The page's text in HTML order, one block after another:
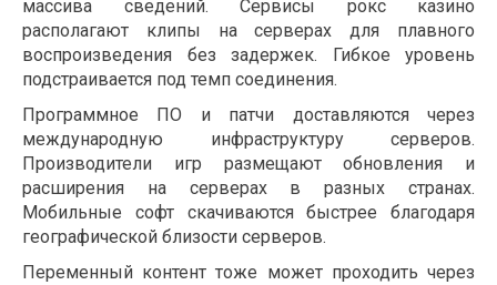
массива сведений. Сервисы рокс казино
располагают клипы на серверах для плавного
воспроизведения без задержек. Гибкое уровень
подстраивается под темп соединения.
Программное ПО и патчи доставляются через
международную инфраструктуру серверов.
Производители игр размещают обновления и
расширения на серверах в разных странах.
Мобильные софт скачиваются быстрее благодаря
географической близости серверов.
Переменный контент тоже может проходить через